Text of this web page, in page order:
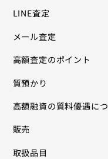
LINE査定
メール査定
高額査定のポイント
質預かり
高額融資の質料優遇に
販売
取扱品目